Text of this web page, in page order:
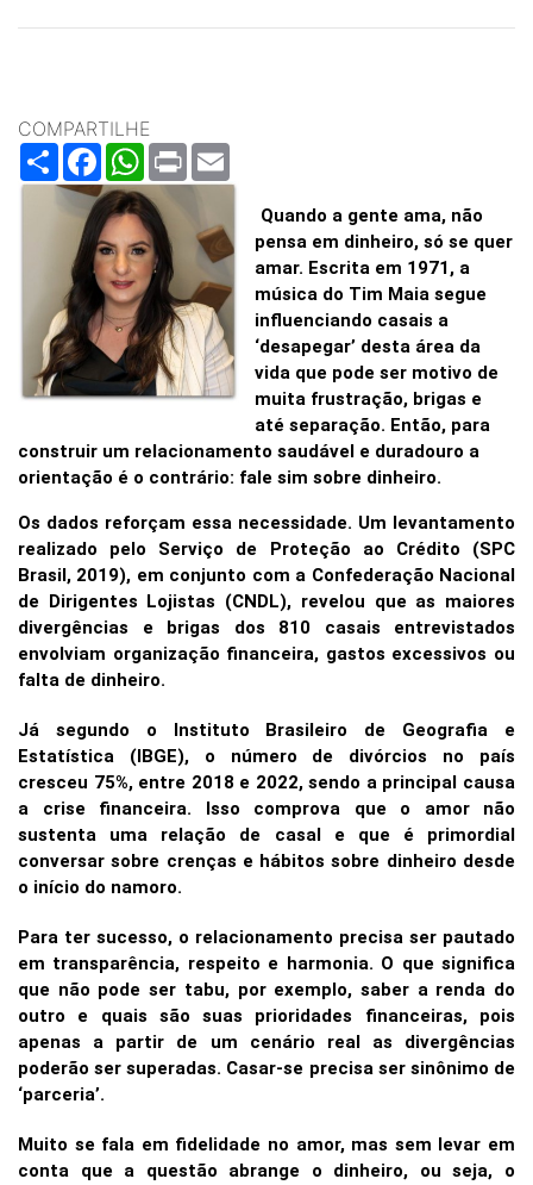
COMPARTILHE
ShareFacebookWhatsApp
Print
Quando a gente ama, não
pensa em dinheiro, só se quer
amar. Escrita em 1971, a
música do Tim Maia segue
influenciando casais a
‘desapegar’ desta área da
vida que pode ser motivo de
muita frustração, brigas e
até separação. Então, para
construir um relacionamento saudável e duradouro a
orientação é o contrário: fale sim sobre dinheiro.
Os dados reforçam essa necessidade. Um levantamento
realizado pelo Serviço de Proteção ao Crédito (SPC
Brasil, 2019), em conjunto com a Confederação Nacional
de Dirigentes Lojistas (CNDL), revelou que as maiores
divergências e brigas dos 810 casais entrevistados
envolviam organização financeira, gastos excessivos ou
falta de dinheiro.
Já segundo o Instituto Brasileiro de Geografia e
Estatística (IBGE), o número de divórcios no país
cresceu 75%, entre 2018 e 2022, sendo a principal causa
a crise financeira. Isso comprova que o amor não
sustenta uma relação de casal e que é primordial
conversar sobre crenças e hábitos sobre dinheiro desde
o início do namoro.
Para ter sucesso, o relacionamento precisa ser pautado
em transparência, respeito e harmonia. O que significa
que não pode ser tabu, por exemplo, saber a renda do
outro e quais são suas prioridades financeiras, pois
apenas a partir de um cenário real as divergências
poderão ser superadas. Casar-se precisa ser sinônimo de
‘parceria’.
Muito se fala em fidelidade no amor, mas sem levar em
conta que a questão abrange o dinheiro, ou seja, o